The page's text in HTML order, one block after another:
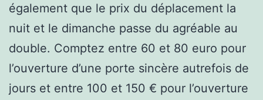
également que le prix du déplacement la
nuit et le dimanche passe du agréable au
double. Comptez entre 60 et 80 euro pour
l’ouverture d’une porte sincère autrefois de
jours et entre 100 et 150 € pour l’ouverture